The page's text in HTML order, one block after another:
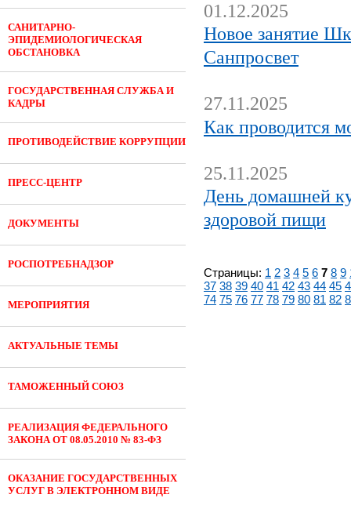
САНИТАРНО-
ЭПИДЕМИОЛОГИЧЕСКАЯ
ОБСТАНОВКА
ГОСУДАРСТВЕННАЯ СЛУЖБА И
КАДРЫ
ПРОТИВОДЕЙСТВИЕ КОРРУПЦИИ
ПРЕСС-ЦЕНТР
ДОКУМЕНТЫ
РОСПОТРЕБНАДЗОР
МЕРОПРИЯТИЯ
АКТУАЛЬНЫЕ ТЕМЫ
ТАМОЖЕННЫЙ СОЮЗ
РЕАЛИЗАЦИЯ ФЕДЕРАЛЬНОГО
ЗАКОНА ОТ 08.05.2010 № 83-ФЗ
ОКАЗАНИЕ ГОСУДАРСТВЕННЫХ
УСЛУГ В ЭЛЕКТРОННОМ ВИДЕ
01.12.2025
Новое занятие
Санпросвет
27.11.2025
Как проводится
25.11.2025
День домашней
здоровой пищи
Страницы: 1 2 3 4 5 6 7 8 9
37 38 39 40 41 42 43 44 45
74 75 76 77 78 79 80 81 82